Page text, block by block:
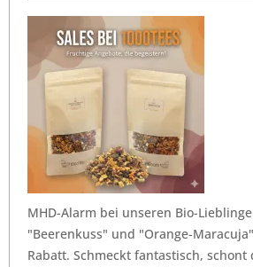
MHD-Alarm bei unseren Bio-
"Beerenkuss" und "Orange-
Rabatt. Schmeckt fantastisch, schont